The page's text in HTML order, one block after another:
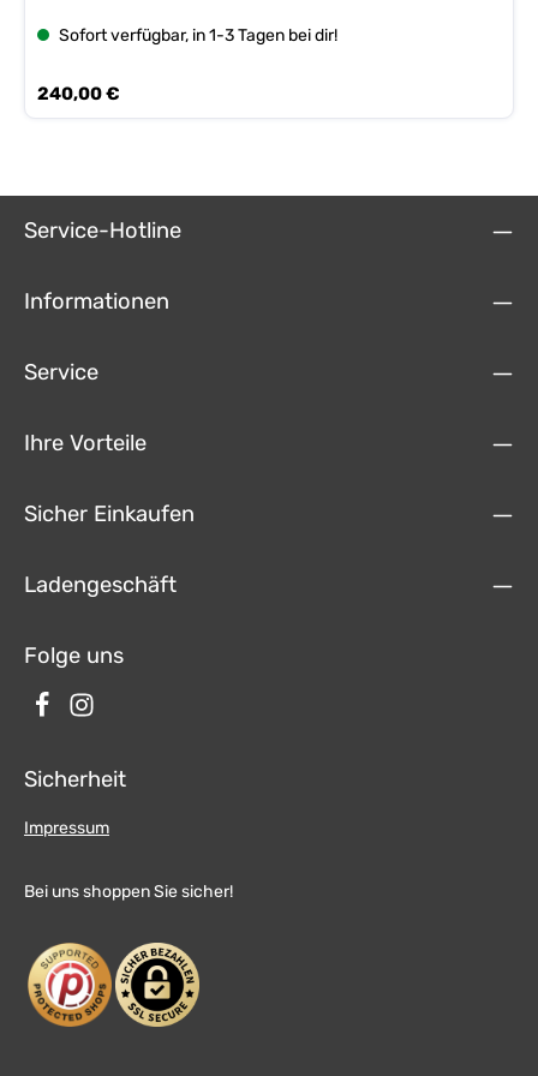
Sofort verfügbar, in 1-3 Tagen bei dir!
Regulärer Preis:
240,00 €
Service-Hotline
Informationen
Service
Ihre Vorteile
Sicher Einkaufen
Ladengeschäft
Folge uns
Sicherheit
Impressum
Bei uns shoppen Sie sicher!